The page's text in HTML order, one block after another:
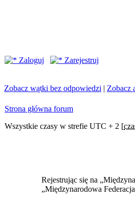
Zaloguj
Zarejestruj
Zobacz wątki bez odpowiedzi | Zobacz
Strona główna forum
Wszystkie czasy w strefie UTC + 2 [
Rejestrując się na
„Międzynarodowa